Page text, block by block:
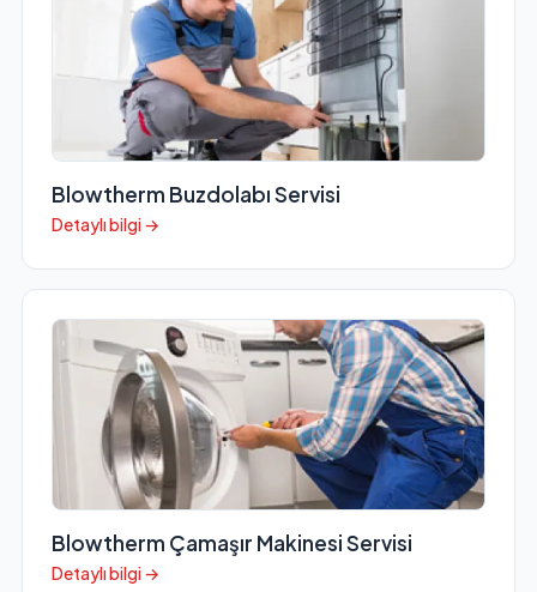
Blowtherm Buzdolabı Servisi
Detaylı bilgi →
Blowtherm Çamaşır Makinesi Servisi
Detaylı bilgi →